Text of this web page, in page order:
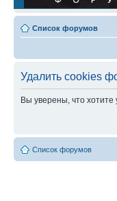
Список форумов
Удалить cookies
Вы уверены, что
Список форумов